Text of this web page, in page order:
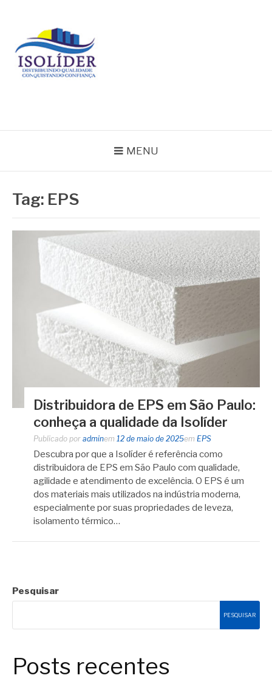
conteúdo
MENU
Tag: EPS
Distribuidora de EPS em São Paulo:
conheça a qualidade da Isolíder
Publicado por adminem 12 de maio de 2025em EPS
Descubra por que a Isolíder é referência como
distribuidora de EPS em São Paulo com qualidade,
agilidade e atendimento de excelência. O EPS é um
dos materiais mais utilizados na indústria moderna,
especialmente por suas propriedades de leveza,
isolamento térmico…
Pesquisar
PESQUISAR
Posts recentes